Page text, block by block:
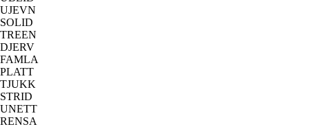
UJEVN
SOLID
TREEN
DJERV
FAMLA
PLATT
TJUKK
STRID
UNETT
RENSA